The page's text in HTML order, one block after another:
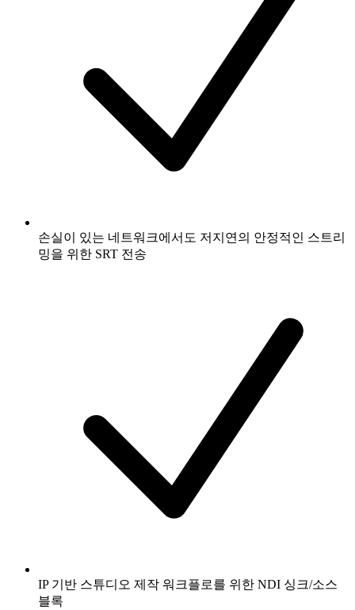
손실이 있는 네트워크에서도 저지연의 안정적인 스트리
밍을 위한 SRT 전송
IP 기반 스튜디오 제작 워크플로를 위한 NDI 싱크/소스
블록